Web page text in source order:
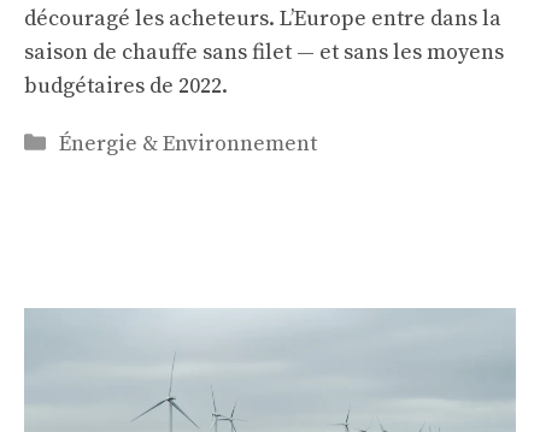
découragé les acheteurs. L’Europe entre dans la
saison de chauffe sans filet — et sans les moyens
budgétaires de 2022.
Catégories
Énergie & Environnement